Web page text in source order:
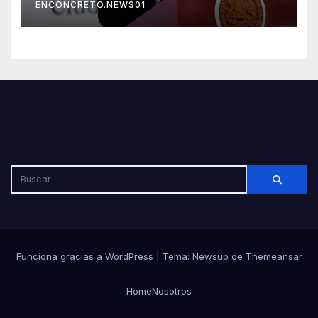
libertad de expresión
ENCONCRETO.NEWS01
Funciona gracias a WordPress Tema: Newsup de Themeansar
HomeNosotros